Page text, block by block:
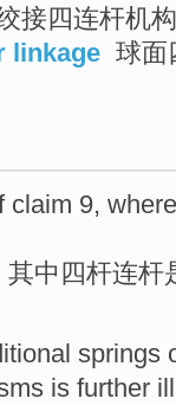
接四连杆机
linkage 球面
claim 9,
其中 四杆连杆
springs
is further